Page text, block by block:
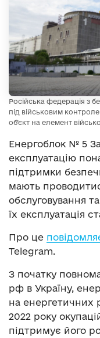
Російська федерація з
під військовим
об’єкт на елемент
Енергоблок № 5
експлуатацію
підтримки
мають
обслуговування
їх експлуатація
Про це
Telegram.
З початку
рф в Україну,
на енергетичних
2022 року
підтримує його